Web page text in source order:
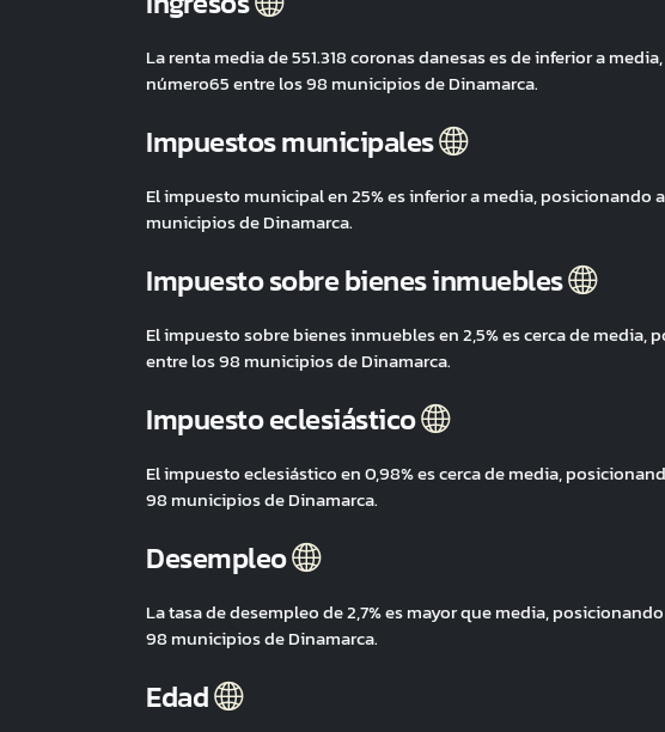
La renta media de 551.318 coronas danesas es de inferior a
número65 entre los 98 municipios de Dinamarca.
Impuestos municipales
El impuesto municipal en 25% es inferior a media,
municipios de Dinamarca.
Impuesto sobre bienes inmuebles
El impuesto sobre bienes inmuebles en 2,5% es cerca de
entre los 98 municipios de Dinamarca.
Impuesto eclesiástico
El impuesto eclesiástico en 0,98% es cerca de media,
98 municipios de Dinamarca.
Desempleo
La tasa de desempleo de 2,7% es mayor que media,
98 municipios de Dinamarca.
Edad